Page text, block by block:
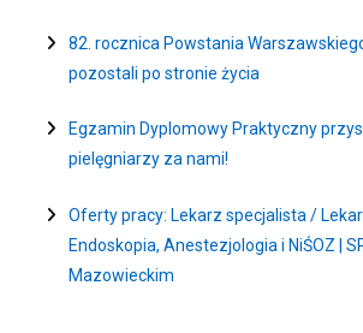
82. rocznica Powstania
pozostali po stronie życia
Egzamin Dyplomowy Praktyczny
pielęgniarzy za nami!
Oferty pracy: Lekarz specjalista /
Endoskopia, Anestezjologia i NiŚOZ |
Mazowieckim